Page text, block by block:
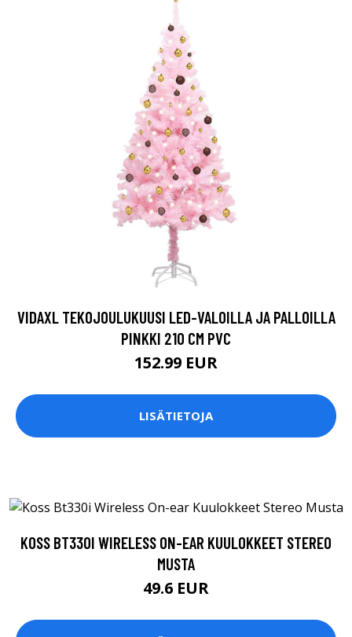
VIDAXL TEKOJOULUKUUSI LED-VALOILLA JA PALLOILLA
PINKKI 210 CM PVC
152.99 EUR
LISÄTIETOJA
KOSS BT330I WIRELESS ON-EAR KUULOKKEET STEREO
MUSTA
49.6 EUR